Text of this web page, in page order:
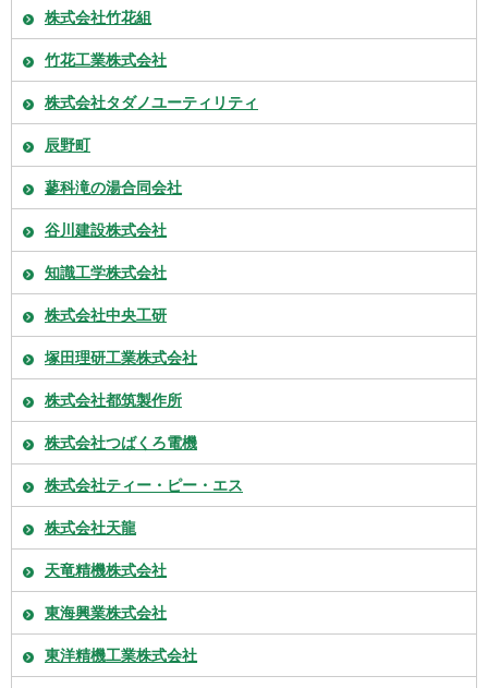
株式会社竹花組
竹花工業株式会社
株式会社タダノユーティリティ
辰野町
蓼科滝の湯合同会社
谷川建設株式会社
知識工学株式会社
株式会社中央工研
塚田理研工業株式会社
株式会社都筑製作所
株式会社つばくろ電機
株式会社ティー・ピー・エス
株式会社天龍
天竜精機株式会社
東海興業株式会社
東洋精機工業株式会社